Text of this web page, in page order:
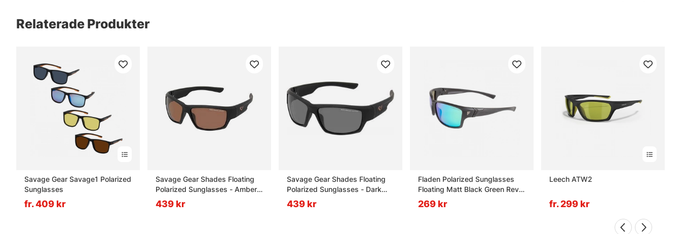
Relaterade Produkter
Savage Gear Savage1 Polarized
Sunglasses
fr. 409 kr
Savage Gear Shades Floating
Polarized Sunglasses - Amber
(Sun And Clouds)
439 kr
Savage Gear Shades Floating
Polarized Sunglasses - Dark
Grey (Sunny)
439 kr
Fladen Polarized Sunglasses
Floating Matt Black Green Revo
Lens
269 kr
Leech ATW2
fr. 299 kr